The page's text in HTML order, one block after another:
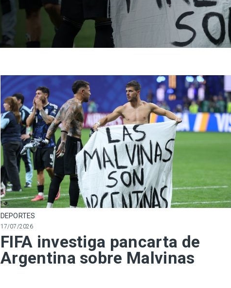
DEPORTES
17/07/2026
FIFA investiga pancarta de
Argentina sobre Malvinas